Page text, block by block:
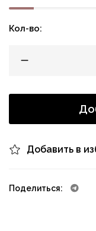
Кол-во:
Добавить в
Поделиться: